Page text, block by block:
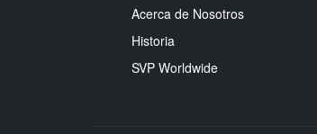
Acerca de Nosotros
Historia
SVP Worldwide